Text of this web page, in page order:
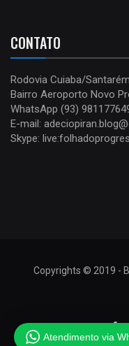
CONTATO
Rodovia Cuiaba/
Bairro Aeroporto Novo
WhatsApp (93)
E-mail:
Skype:
Copyrights © 2019 -
Atendimento via